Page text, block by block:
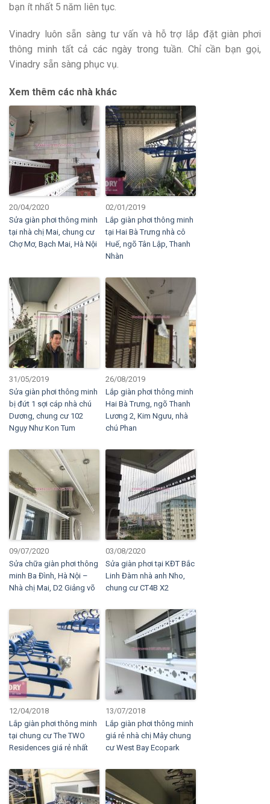
bạn ít nhất 5 năm liên tục.
Vinadry luôn sẵn sàng tư vấn và hỗ trợ lắp đặt giàn phơi
thông minh tất cả các ngày trong tuần. Chỉ cần bạn gọi,
Vinadry sẵn sàng phục vụ.
Xem thêm các nhà khác
20/04/2020
Sửa giàn phơi thông minh
tại nhà chị Mai, chung cư
Chợ Mơ, Bạch Mai, Hà Nội
02/01/2019
Lắp giàn phơi thông minh
tại Hai Bà Trưng nhà cô
Huế, ngõ Tân Lập, Thanh
Nhàn
31/05/2019
Sửa giàn phơi thông minh
bị đứt 1 sợi cáp nhà chú
Dương, chung cư 102
Ngụy Như Kon Tum
26/08/2019
Lắp giàn phơi thông minh
Hai Bà Trưng, ngõ Thanh
Lương 2, Kim Ngưu, nhà
chú Phan
09/07/2020
Sửa chữa giàn phơi thông
minh Ba Đình, Hà Nội –
Nhà chị Mai, D2 Giảng võ
03/08/2020
Sửa giàn phơi tại KĐT Bắc
Linh Đàm nhà anh Nho,
chung cư CT4B X2
12/04/2018
Lắp giàn phơi thông minh
tại chung cư The TWO
Residences giá rẻ nhất
13/07/2018
Lắp giàn phơi thông minh
giá rẻ nhà chị Mây chung
cư West Bay Ecopark